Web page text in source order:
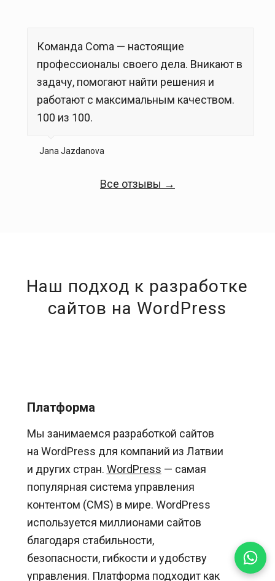
Команда Coma — настоящие
профессионалы своего дела. Вникают в
задачу, помогают найти решения и
работают с максимальным качеством.
100 из 100.
Jana Jazdanova
Все отзывы →
Наш подход к разработке
сайтов на WordPress
Платформа
Мы занимаемся разработкой сайтов
на WordPress для компаний из Латвии
и других стран. WordPress — самая
популярная система управления
контентом (CMS) в мире. WordPress
используется миллионами сайтов
благодаря стабильности,
безопасности, гибкости и удобству
управления. Платформа подходит как